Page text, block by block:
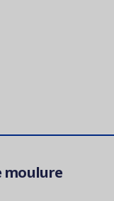
moulure